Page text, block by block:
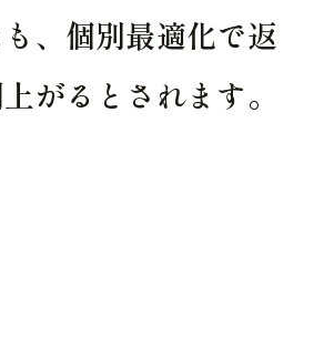
、個別最適化で返
がるとされます。